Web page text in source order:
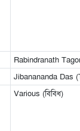
Rabindranath
Jibanananda Das
Various (বিবিধ)